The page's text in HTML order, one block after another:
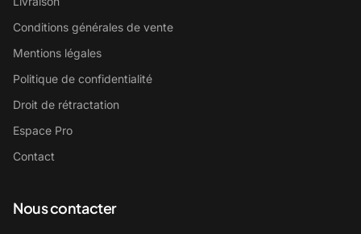
Conditions générales de vente
Mentions légales
Politique de confidentialité
Droit de rétractation
Espace Pro
Contact
Nous contacter